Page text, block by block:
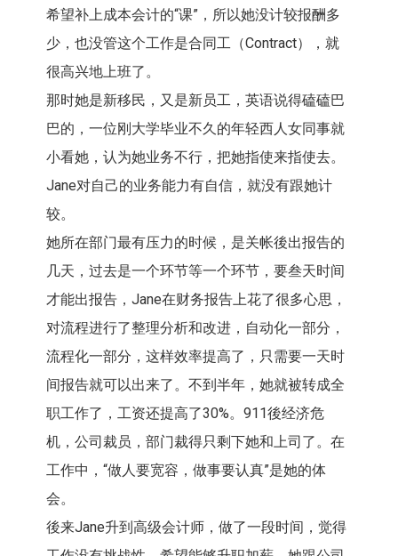
希望补上成本会计的“课”，所以她没计较报酬多
少，也没管这个工作是合同工（Contract），就
很高兴地上班了。
那时她是新移民，又是新员工，英语说得磕磕巴
巴的，一位刚大学毕业不久的年轻西人女同事就
小看她，认为她业务不行，把她指使来指使去。
Jane对自己的业务能力有自信，就没有跟她计
较。
她所在部门最有压力的时候，是关帐後出报告的
几天，过去是一个环节等一个环节，要叁天时间
才能出报告，Jane在财务报告上花了很多心思，
对流程进行了整理分析和改进，自动化一部分，
流程化一部分，这样效率提高了，只需要一天时
间报告就可以出来了。不到半年，她就被转成全
职工作了，工资还提高了30%。911後经济危
机，公司裁员，部门裁得只剩下她和上司了。在
工作中，“做人要宽容，做事要认真”是她的体
会。
後来Jane升到高级会计师，做了一段时间，觉得